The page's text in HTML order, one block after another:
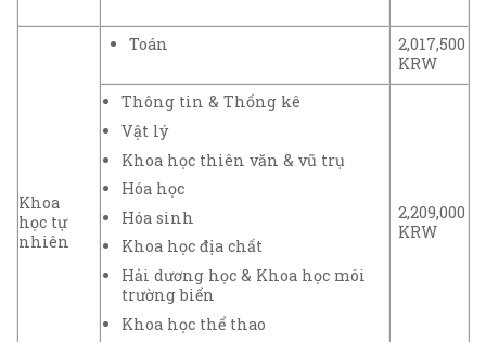
Khoa
học tự
nhiên
Toán
2,017,500
KRW
Thông tin & Thống kê
Vật lý
Khoa học thiên văn & vũ trụ
Hóa học
Hóa sinh
Khoa học địa chất
Hải dương học & Khoa học môi
trường biển
Khoa học thể thao
2,209,000
KRW